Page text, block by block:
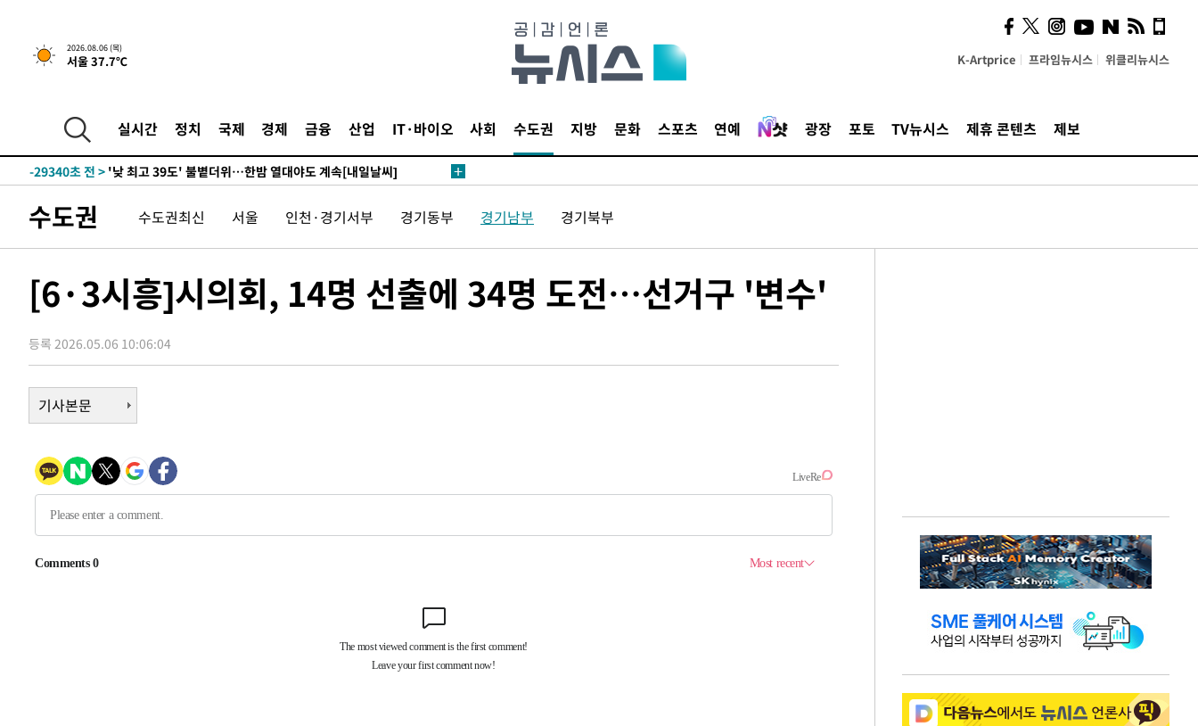
2026.08.06 (목)
서울 37.7℃ K-Artprice 프라임뉴시스 위클리뉴시스
실시간 정치 국제 경제 금융 산업 IT·바이오 사회 수도권 지방 문화 스포츠 연예 광장 포토 TV뉴시스 제휴 콘텐츠 제보
-5544초 전 >[속보]산업장관 "美무역법 제301조 과잉생산 결과 발표 8월 중 예상
-32108초 전 >
日방위성, 北이 동해로 쏜 발사체는 탄도미사일 가능성
-29944초 전 >
[속보]합참 "북, 동해상으로 미상 발사체 발사"
-29340초 전 >
-29299초 전 > [속보]7~9일 프로야구 3연전도 폭염 취소…11일 재개
-28788초 전 > '월드컵 탈락 후폭풍' 축구협회…초유의 압수수색에 '충격·당황'
-28628초 전 >서울 낮 37.9도, 올여름 최고치 경신…영등포 순간 '40도'
-24285초 전 >[속보]코스닥, 800p 회복…0.26% 오른 801.67 마감
-24080초 전 >[속보]원·달러 환율, 0.7원 내린 1423.8원 마감
-18724초 전 >
-11325초 전 >내일까지 39도 '펄펄'…기상청 "태풍 지나며 폭염 잠시 꺾인다"
-10940초 전 >"美간섭에 합의 지연"…트럼프, '이란 호르무즈 통제권' 수용할까
-7460초 전 >[속보]산업장관 "李정부, 원전 반대 안해…안정 전력 위해 불가피"
-6157초 전 >[속보]경찰, '홍명보 선임 논란' 대한축구협회·축구회관 등 압수수색
-32108초 전 >
'낮 최고 39도' 불볕더위…한밤 열대야도 계속[내일날씨]
[속보]7~9일 프로야구 3연전도 폭염 취소…11일 재개
수도권 수도권최신 서울 인천·경기서부 경기동부 경기남부 경기북부
[6·3시흥]시의회, 14명 선출에 34명 도전…선거구 '변수'
등록 2026.05.06 10:06:04
기사본문